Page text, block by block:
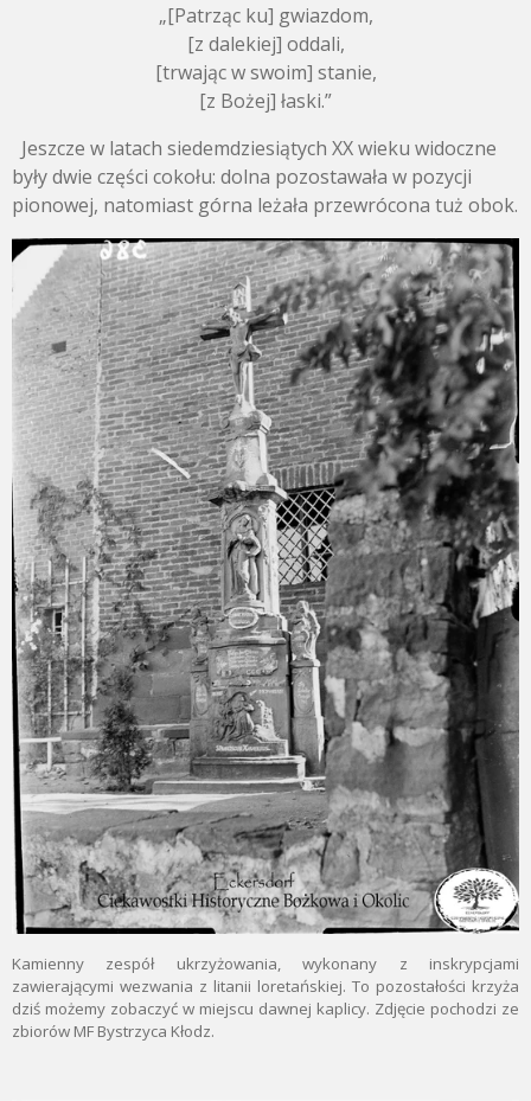
„[Patrząc ku] gwiazdom,
[z dalekiej] oddali,
[trwając w swoim] stanie,
[z Bożej] łaski.”
Jeszcze w latach siedemdziesiątych XX wieku widoczne
były dwie części cokołu: dolna pozostawała w pozycji
pionowej, natomiast górna leżała przewrócona tuż obok.
Kamienny zespół ukrzyżowania, wykonany z inskrypcjami
zawierającymi wezwania z litanii loretańskiej. To pozostałości krzyża
dziś możemy zobaczyć w miejscu dawnej kaplicy. Zdjęcie pochodzi ze
zbiorów MF Bystrzyca Kłodz.